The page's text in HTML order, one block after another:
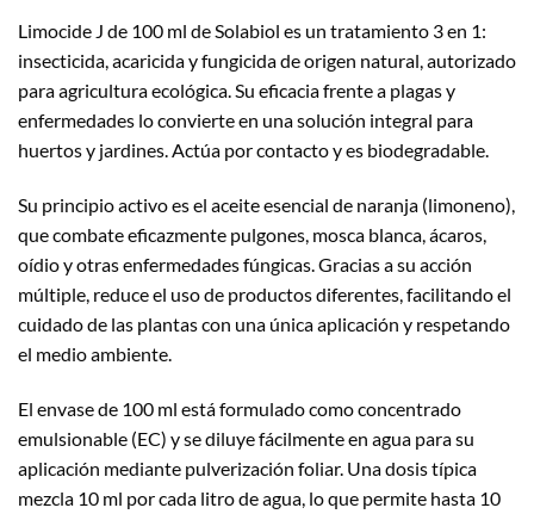
Limocide J de 100 ml de Solabiol es un tratamiento 3 en 1:
insecticida, acaricida y fungicida de origen natural, autorizado
para agricultura ecológica. Su eficacia frente a plagas y
enfermedades lo convierte en una solución integral para
huertos y jardines. Actúa por contacto y es biodegradable.
Su principio activo es el aceite esencial de naranja (limoneno),
que combate eficazmente pulgones, mosca blanca, ácaros,
oídio y otras enfermedades fúngicas. Gracias a su acción
múltiple, reduce el uso de productos diferentes, facilitando el
cuidado de las plantas con una única aplicación y respetando
el medio ambiente.
El envase de 100 ml está formulado como concentrado
emulsionable (EC) y se diluye fácilmente en agua para su
aplicación mediante pulverización foliar. Una dosis típica
mezcla 10 ml por cada litro de agua, lo que permite hasta 10